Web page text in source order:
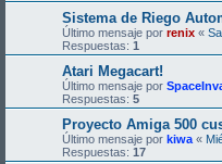
Sistema de Riego
Último mensaje por renix «
Respuestas: 1
Atari Megacart!
Último mensaje por
Respuestas: 5
Proyecto Amiga 500
Último mensaje por kiwa «
Respuestas: 17